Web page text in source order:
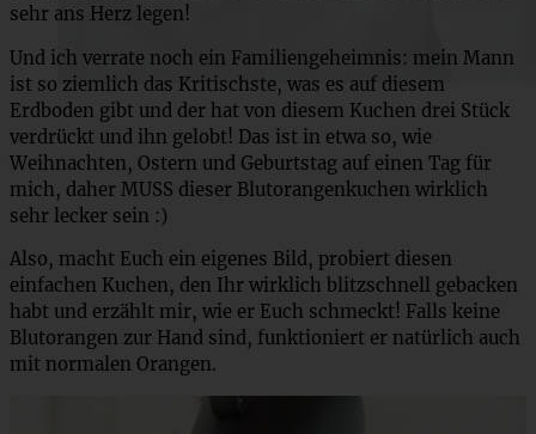
sehr ans Herz legen!
Und ich verrate noch ein Familiengeheimnis: mein Mann
ist so ziemlich das Kritischste, was es auf diesem
Erdboden gibt und der hat von diesem Kuchen drei Stück
verdrückt und ihn gelobt! Das ist in etwa so, wie
Weihnachten, Ostern und Geburtstag auf einen Tag für
mich, daher MUSS dieser Blutorangenkuchen wirklich
sehr lecker sein :)
Also, macht Euch ein eigenes Bild, probiert diesen
einfachen Kuchen, den Ihr wirklich blitzschnell gebacken
habt und erzählt mir, wie er Euch schmeckt! Falls keine
Blutorangen zur Hand sind, funktioniert er natürlich auch
mit normalen Orangen.